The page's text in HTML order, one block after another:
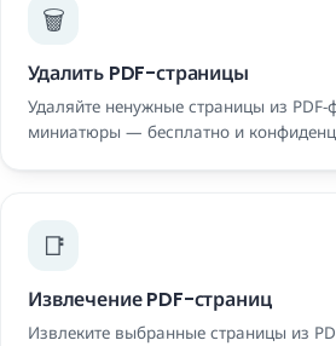
🗑️
Удалить PDF-страницы
Удаляйте ненужные страницы из
миниатюры — бесплатно и
📑
Извлечение PDF-страниц
Извлеките выбранные страницы из